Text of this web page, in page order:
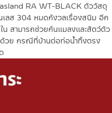
RA WT-BLACK ตัววัสดุ
เลส 304 หมดกังวลเรื่องสนิม อีก
น สามารถช่วยกันแมลงและสัตว์ตัว
ด้วย กรณีที่บ้านต่อท่อน้ำทิ้งตรง